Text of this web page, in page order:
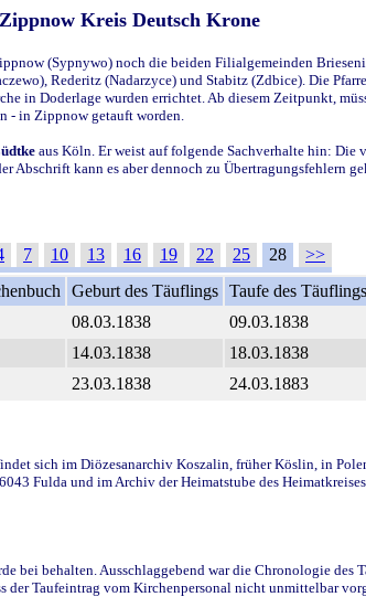
Kreis Deutsch Krone
(Sypnywo) noch die beiden Filialgemeinden
Rederitz (Nadarzyce) und Stabitz (Zdbice). Die
in Doderlage wurden errichtet. Ab diesem Zeitpunkt,
- in Zippnow getauft worden.
aus Köln. Er weist auf folgende Sachverhalte hin:
kann es aber dennoch zu Übertragungsfehlern
7 10 13 16 19 22 25 28
>>
Geburt des Täuflings Taufe des Täuflings
08.03.1838 09.03.1838
14.03.1838 18.03.1838
23.03.1838 24.03.1883
sich im Diözesanarchiv Koszalin, früher Köslin, in
Fulda und im Archiv der Heimatstube des
bei behalten. Ausschlaggebend war die Chronologie
der Taufeintrag vom Kirchenpersonal nicht unmittelbar